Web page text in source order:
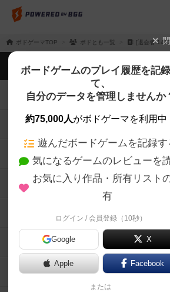
ボドゲーマTOP ボドとも一覧 [退会者
ボードゲームのプレイ履歴を記
て、
自分のデータを管理しませんか
約75,000人がボドゲーマを利用中
遊んだボードゲームを記録す
気になるゲームのレビューを
お気に入り作品・所有リスト
有
ログイン / 会員登録（10秒）
Google X
Apple Facebook
または
ボドゲーマTOP
ボードゲームを検索する
ボードゲームの新着レビュー
ボードゲーム会情報
メカニクス特集
掲示板・トピックス
ボドとも・会員一覧
ボードゲーム業界コラム